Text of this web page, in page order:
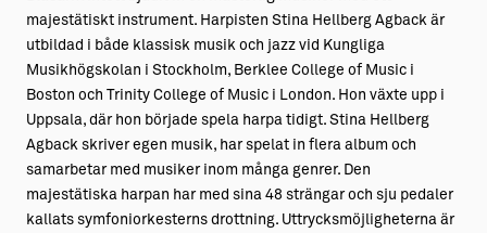
majestätiskt instrument. Harpisten Stina Hellberg Agback är
utbildad i både klassisk musik och jazz vid Kungliga
Musikhögskolan i Stockholm, Berklee College of Music i
Boston och Trinity College of Music i London. Hon växte upp i
Uppsala, där hon började spela harpa tidigt. Stina Hellberg
Agback skriver egen musik, har spelat in flera album och
samarbetar med musiker inom många genrer. Den
majestätiska harpan har med sina 48 strängar och sju pedaler
kallats symfoniorkesterns drottning. Uttrycksmöjligheterna är